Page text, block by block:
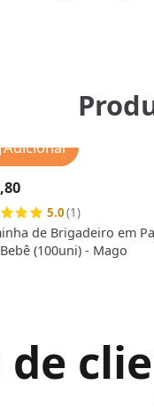
5.0(1)
de Brigadeiro em
(100uni) - Mago
Adicionar